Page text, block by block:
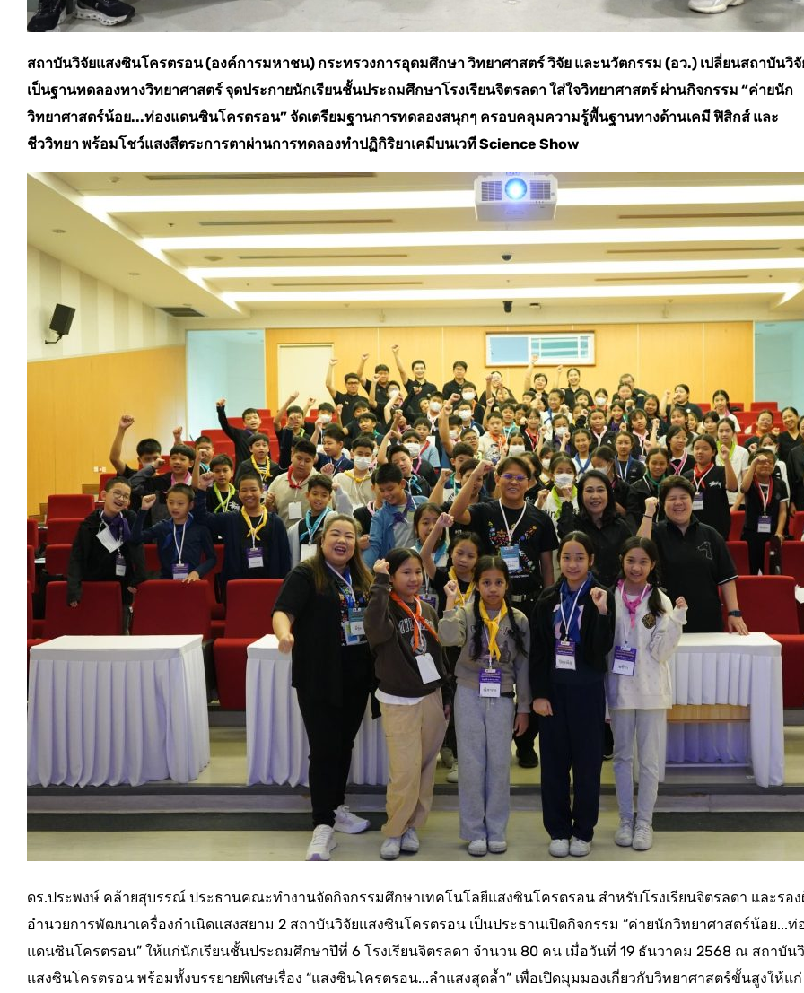
สถาบันวิจัยแสงซินโครตรอน (องค์การมหาชน) กระทรวงการอุดมศึกษา วิทยาศาสตร์ วิจัย และนวัตกรรม (อว.) เปลี่ยนสถาบันวิจั
เป็นฐานทดลองทางวิทยาศาสตร์ จุดประกายนักเรียนชั้นประถมศึกษาโรงเรียนจิตรลดา ใส่ใจวิทยาศาสตร์ ผ่านกิจกรรม “ค่ายนัก
วิทยาศาสตร์น้อย...ท่องแดนซินโครตรอน” จัดเตรียมฐานการทดลองสนุกๆ ครอบคลุมความรู้พื้นฐานทางด้านเคมี ฟิสิกส์ และ
ชีววิทยา พร้อมโชว์แสงสีตระการตาผ่านการทดลองทำปฏิกิริยาเคมีบนเวที Science Show
ดร.ประพงษ์ คล้ายสุบรรณ์ ประธานคณะทำงานจัดกิจกรรมศึกษาเทคโนโลยีแสงซินโครตรอน สำหรับโรงเรียนจิตรลดา และรอง
อำนวยการพัฒนาเครื่องกำเนิดแสงสยาม 2 สถาบันวิจัยแสงซินโครตรอน เป็นประธานเปิดกิจกรรม “ค่ายนักวิทยาศาสตร์น้อย...ท่
แดนซินโครตรอน” ให้แก่นักเรียนชั้นประถมศึกษาปีที่ 6 โรงเรียนจิตรลดา จำนวน 80 คน เมื่อวันที่ 19 ธันวาคม 2568 ณ สถาบัน
แสงซินโครตรอน พร้อมทั้งบรรยายพิเศษเรื่อง “แสงซินโครตรอน...ลำแสงสุดล้ำ” เพื่อเปิดมุมมองเกี่ยวกับวิทยาศาสตร์ขั้นสูงให้แก่